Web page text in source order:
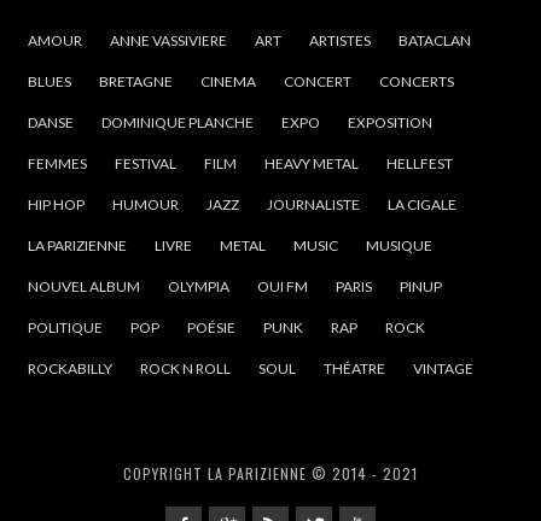
AMOUR ANNE VASSIVIERE ART ARTISTES BATACLAN
BLUES BRETAGNE CINEMA CONCERT CONCERTS
DANSE DOMINIQUE PLANCHE EXPO EXPOSITION
FEMMES FESTIVAL FILM HEAVY METAL HELLFEST
HIP HOP HUMOUR JAZZ JOURNALISTE LA CIGALE
LA PARIZIENNE LIVRE METAL MUSIC MUSIQUE
NOUVEL ALBUM OLYMPIA OUI FM PARIS PINUP
POLITIQUE POP POÉSIE PUNK RAP ROCK
ROCKABILLY ROCK N ROLL SOUL THÉATRE VINTAGE
COPYRIGHT LA PARIZIENNE © 2014 - 2021